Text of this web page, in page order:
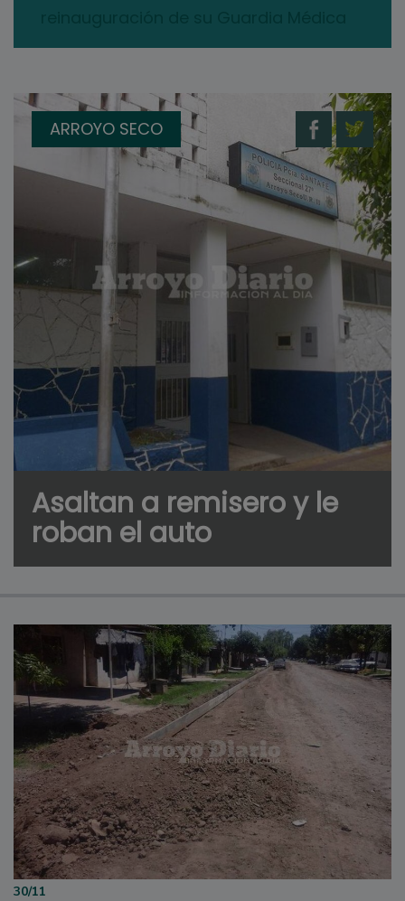
ARROYO SECO
Asaltan a remisero y le
roban el auto
30/11